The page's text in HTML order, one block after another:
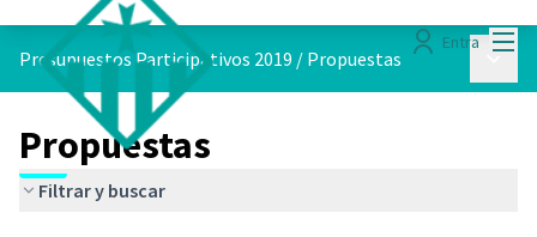
Entra
Presupuestos Participativos 2019 / Propuestas
Propuestas
Filtrar y buscar